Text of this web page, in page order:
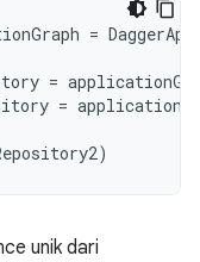
=
=
=
)
unik dari